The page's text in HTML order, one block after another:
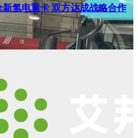
氢电重卡 双方达成战略合作